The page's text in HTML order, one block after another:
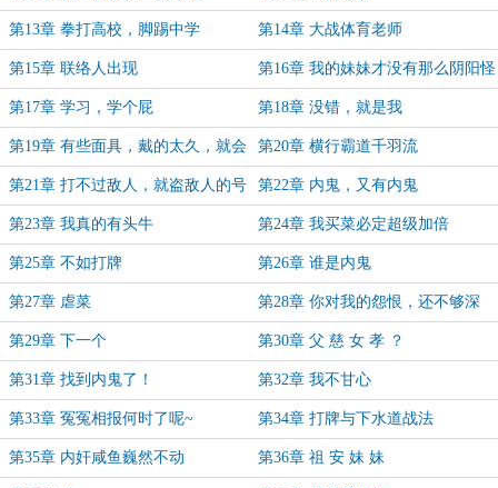
第13章 拳打高校，脚踢中学 第14章 大战体育老师
第15章 联络人出现 第16章 我的妹妹才没有那么阴阳怪
气
第17章 学习，学个屁 第18章 没错，就是我
第19章 有些面具，戴的太久，就会
变成限定皮肤
第20章 横行霸道千羽流
第21章 打不过敌人，就盗敌人的号 第22章 内鬼，又有内鬼
第23章 我真的有头牛 第24章 我买菜必定超级加倍
第25章 不如打牌 第26章 谁是内鬼
第27章 虐菜 第28章 你对我的怨恨，还不够深
第29章 下一个 第30章 父 慈 女 孝 ？
第31章 找到内鬼了！ 第32章 我不甘心
第33章 冤冤相报何时了呢~ 第34章 打牌与下水道战法
第35章 内奸咸鱼巍然不动 第36章 祖 安 妹 妹